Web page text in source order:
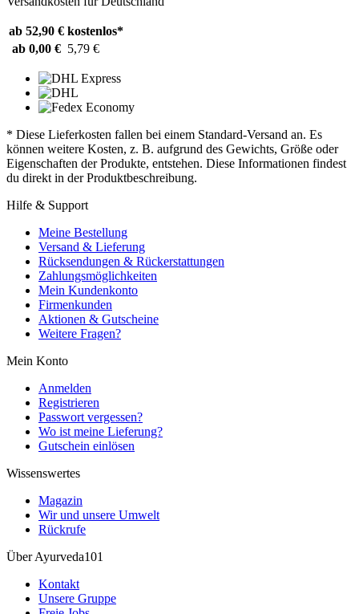
ab 52,90 € kostenlos*
ab 0,00 € 5,79 €
* Diese Lieferkosten fallen bei einem Standard-Versand an. Es
können weitere Kosten, z. B. aufgrund des Gewichts, Größe oder
Eigenschaften der Produkte, entstehen. Diese Informationen findest
du direkt in der Produktbeschreibung.
Hilfe & Support
Meine Bestellung
Versand & Lieferung
Rücksendungen & Rückerstattungen
Zahlungsmöglichkeiten
Mein Kundenkonto
Firmenkunden
Aktionen & Gutscheine
Weitere Fragen?
Mein Konto
Anmelden
Registrieren
Passwort vergessen?
Wo ist meine Lieferung?
Gutschein einlösen
Wissenswertes
Magazin
Wir und unsere Umwelt
Rückrufe
Über Ayurveda101
Kontakt
Unsere Gruppe